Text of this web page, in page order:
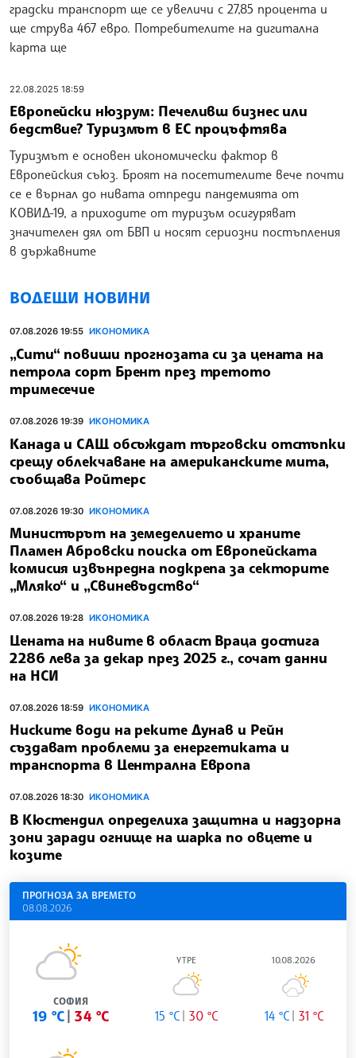
градски транспорт ще се увеличи с 27,85 процента и
ще струва 467 евро. Потребителите на дигитална
карта ще
22.08.2025 18:59
Европейски нюзрум: Печеливш бизнес или
бедствие? Туризмът в ЕС процъфтява
Туризмът е основен икономически фактор в
Европейския съюз. Броят на посетителите вече почти
се е върнал до нивата отпреди пандемията от
КОВИД-19, а приходите от туризъм осигуряват
значителен дял от БВП и носят сериозни постъпления
в държавните
ВОДЕЩИ НОВИНИ
07.08.2026 19:55 ИКОНОМИКА
„Сити“ повиши прогнозата си за цената на
петрола сорт Брент през третото
тримесечие
07.08.2026 19:39 ИКОНОМИКА
Канада и САЩ обсъждат търговски отстъпки
срещу облекчаване на американските мита,
съобщава Ройтерс
07.08.2026 19:30 ИКОНОМИКА
Министърът на земеделието и храните
Пламен Абровски поиска от Европейската
комисия извънредна подкрепа за секторите
„Мляко“ и „Свиневъдство“
07.08.2026 19:28 ИКОНОМИКА
Цената на нивите в област Враца достига
2286 лева за декар през 2025 г., сочат данни
на НСИ
07.08.2026 18:59 ИКОНОМИКА
Ниските води на реките Дунав и Рейн
създават проблеми за енергетиката и
транспорта в Централна Европа
07.08.2026 18:30 ИКОНОМИКА
В Кюстендил определиха защитна и надзорна
зони заради огнище на шарка по овцете и
козите
ПРОГНОЗА ЗА ВРЕМЕТО
08.08.2026
СОФИЯ
19 °C 34 °C
УТРЕ
15 °C 30 °C
10.08.2026
14 °C 31 °C